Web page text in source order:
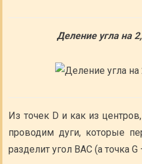
Деление угла на
Из точек D и как из
проводим дуги, которые
разделит угол ВАС (а точка